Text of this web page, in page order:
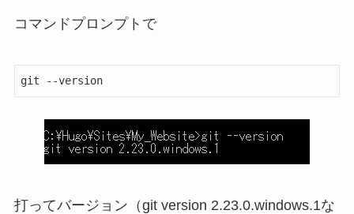
コマンドプロンプトで
git --version
打ってバージョン（git version 2.23.0.windows.1な